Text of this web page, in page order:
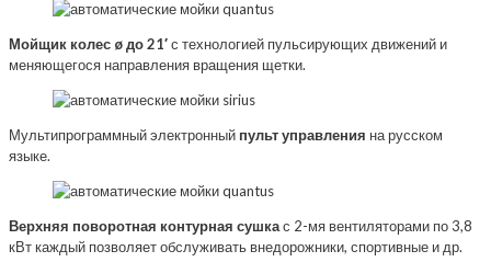
Мойщик колес ø до 21′с технологией пульсирующих движений и
меняющегося направления вращения щетки.
Мультипрограммный электронный пульт управления на русском
языке.
Верхняя поворотная контурная сушкас 2-мя вентиляторами по 3,8
кВт каждый позволяет обслуживать внедорожники, спортивные и др.